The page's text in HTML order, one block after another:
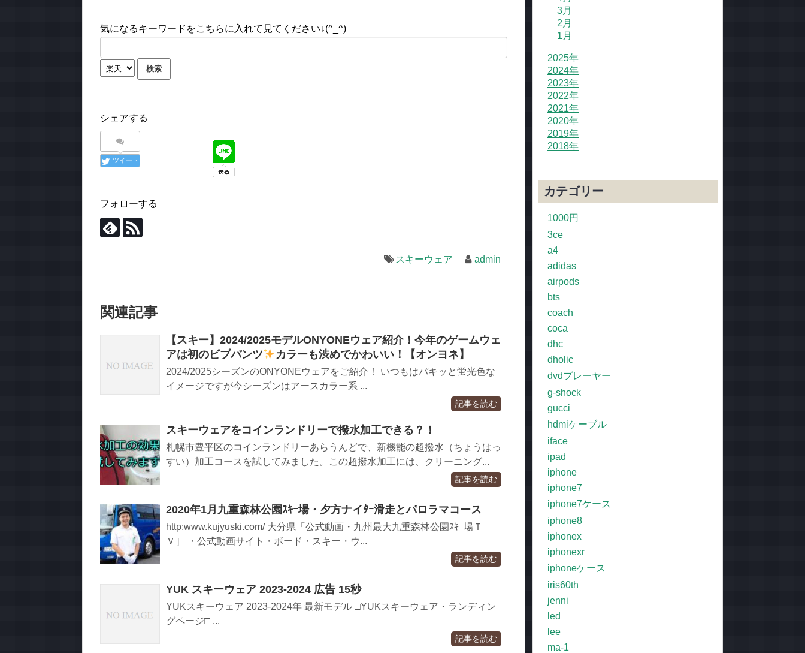
気になるキーワードをこちらに入れて見てください↓(^_^)
シェアする
ツイート
フォローする
スキーウェア admin
関連記事
【スキー】2024/2025モデルONYONEウェア紹介！今年のゲームウェ
アは初のビブパンツ
カラーも渋めでかわいい！【オンヨネ】
2024/2025シーズンのONYONEウェアをご紹介！ いつもはパキッと蛍光色な
イメージですが今シーズンはアースカラー系 ...
記事を読む
スキーウェアをコインランドリーで撥水加工できる？！
札幌市豊平区のコインランドリーあらうんどで、新機能の超撥水（ちょうはっ
すい）加工コースを試してみました。この超撥水加工には、クリーニング...
記事を読む
2020年1月九重森林公園ｽｷｰ場・夕方ナイﾀｰ滑走とパロラマコース
http:www.kujyuski.com/ 大分県「公式動画・九州最大九重森林公園ｽｷｰ場Ｔ
Ｖ］ ・公式動画サイト・ボード・スキー・ウ...
記事を読む
YUK スキーウェア 2023-2024 広告 15秒
YUKスキーウェア 2023-2024年 最新モデル □YUKスキーウェア・ランディン
グページ□ ...
記事を読む
3月
2月
1月
2025年
2024年
2023年
2022年
2021年
2020年
2019年
2018年
カテゴリー
1000円
3ce
a4
adidas
airpods
bts
coach
coca
dhc
dholic
dvdプレーヤー
g-shock
gucci
hdmiケーブル
iface
ipad
iphone
iphone7
iphone7ケース
iphone8
iphonex
iphonexr
iphoneケース
iris60th
jenni
led
lee
ma-1